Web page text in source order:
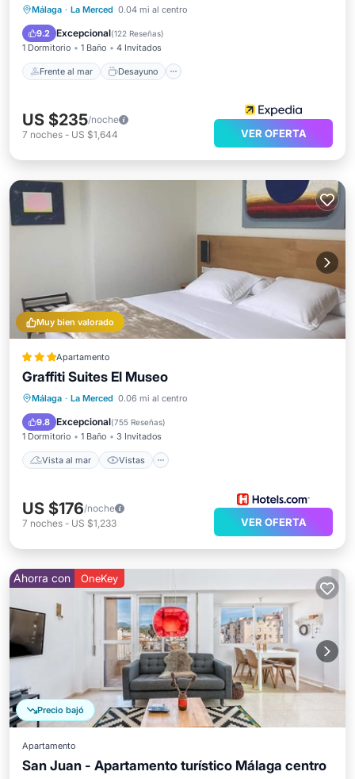
Málaga · La Merced 0.04 mi al centro
9.2 Excepcional(122 Reseñas)
1 Dormitorio 1 Baño 4 Invitados
Frente al mar Desayuno
Frente al mar
Desayuno
Vista al mar
US $235/noche
7 noches - US $1,644 VER OFERTA
Muy bien valorado
Apartamento
Graffiti Suites El Museo
Málaga · La Merced 0.06 mi al centro
9.8 Excepcional(755 Reseñas)
1 Dormitorio 1 Baño 3 Invitados
Vista al mar Vistas
Vista al mar Vistas
Aire acondicionado
US $176/noche
7 noches - US $1,233 VER OFERTA
Precio bajó
Ahorra con OneKey
Apartamento
San Juan - Apartamento turístico Málaga centro